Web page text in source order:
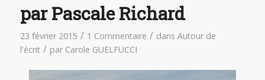
par Pascale Richard
23 février 2015 / 1 Commentaire / dans Autour de
l'écrit / par Carole GUELFUCCI